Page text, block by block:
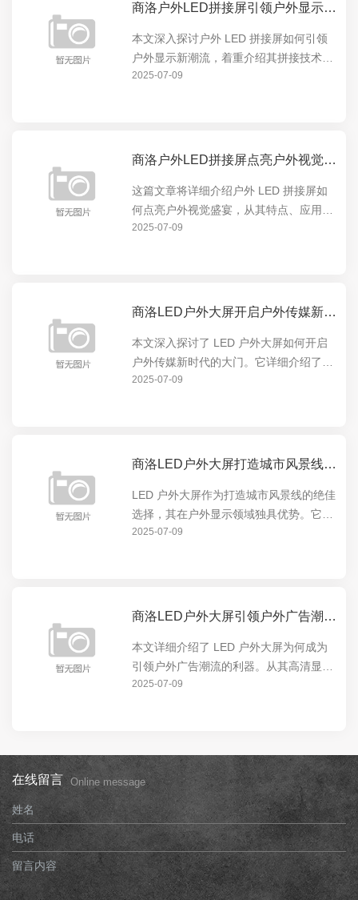
商洛户外LED拼接屏引领户外显示新潮流
本文深入探讨户外 LED 拼接屏如何引领
户外显示新潮流，着重介绍其拼接技术的
优势与创新，展现其在户外显示领域的卓
2025-07-09
商洛户外LED拼接屏点亮户外视觉盛宴
这篇文章将详细介绍户外 LED 拼接屏如
何点亮户外视觉盛宴，从其特点、应用场
景到实际效果，全方位展示这一创新技术
2025-07-09
商洛LED户外大屏开启户外传媒新时代的大门
本文深入探讨了 LED 户外大屏如何开启
户外传媒新时代的大门。它详细介绍了
LED 户外大屏的特点与优势，如高亮度、
2025-07-09
商洛LED户外大屏打造城市风景线的绝佳选择
LED 户外大屏作为打造城市风景线的绝佳
选择，其在户外显示领域独具优势。它能
以绚丽多彩的画面点亮城市夜晚，成为城
2025-07-09
商洛LED户外大屏引领户外广告潮流的利器
本文详细介绍了 LED 户外大屏为何成为
引领户外广告潮流的利器。从其高清显
示、超大尺寸、节能环保等特点，到在城
2025-07-09
在线留言 Online message
姓名
电话
留言内容